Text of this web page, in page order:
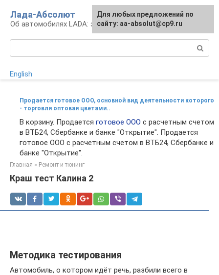
контенту
Лада-Абсолют
Об автомобилях LADA: эксплуатация и сервис
English
Продается готовое ООО, основной вид деятельности которого
- торговля оптовая цветами..
В корзину. Продается готовое ООО с расчетным счетом
в ВТБ24, Сбербанке и банке "Открытие". Продается
готовое ООО с расчетным счетом в ВТБ24, Сбербанке и
банке "Открытие".
Главная » Ремонт и тюнинг
Краш тест Калина 2
Методика тестирования
Автомобиль, о котором идёт речь, разбили всего в
Для любых предложений по
сайту: aa-absolut@cp9.ru